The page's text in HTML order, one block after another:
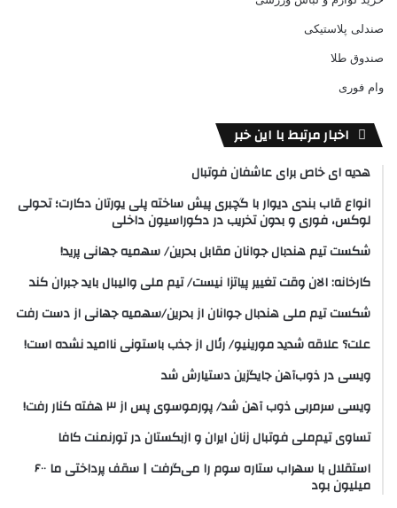
صندلی پلاستیکی
صندوق طلا
وام فوری
اخبار مرتبط با این خبر
هدیه ای خاص برای عاشفان فوتبال
انواع قاب بندی دیوار با گچبری پیش ساخته پلی یورتان دکارت؛ تحولی
لوکس، فوری و بدون تخریب در دکوراسیون داخلی
شکست تیم هندبال جوانان مقابل بحرین/ سهمیه جهانی پرید!
کارخانه: الان وقت تغییر پیاتزا نیست/ تیم ملی والیبال باید جبران کند
شکست تیم ملی هندبال جوانان از بحرین/سهمیه جهانی از دست رفت
علت؟ علاقه شدید مورینیو/ رئال از جذب باستونی ناامید نشده است!
ویسی در ذوب‌آهن جایگزین دستیارش شد
ویسی سرمربی ذوب آهن شد/ پورموسوی پس از ۳ هفته کنار رفت!
تساوی تیم‌ملی فوتبال زنان ایران و ازبکستان در تورنمنت کافا
استقلال با سهراب ستاره سوم را می‌گرفت | سقف پرداختی ما ۶۰۰
میلیون بود